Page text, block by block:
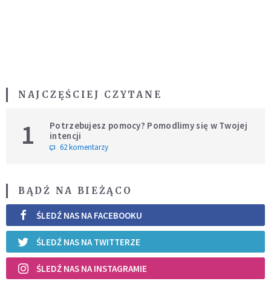
NAJCZĘŚCIEJ CZYTANE
1
Potrzebujesz pomocy? Pomodlimy się w Twojej
intencji
62 komentarzy
BĄDŹ NA BIEŻĄCO
ŚLEDŹ NAS NA FACEBOOKU
ŚLEDŹ NAS NA TWITTERZE
ŚLEDŹ NAS NA INSTAGRAMIE